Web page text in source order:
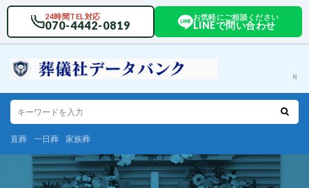
24時間TEL対応
070-4442-0819
お気軽にご相談ください
LINEで問い合わせ
直葬 一日葬 家族葬